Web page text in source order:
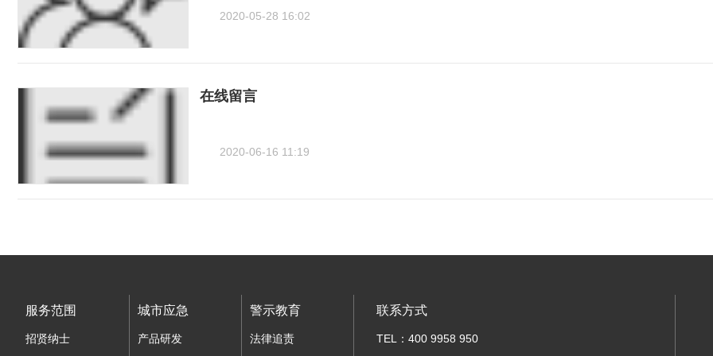
2020-05-28 16:02
在线留言
2020-06-16 11:19
服务范围
招贤纳士
城市应急
产品研发
警示教育
法律追责
联系方式
TEL：400 9958 950